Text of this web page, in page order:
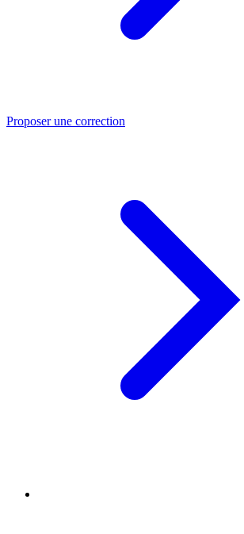
Proposer une correction